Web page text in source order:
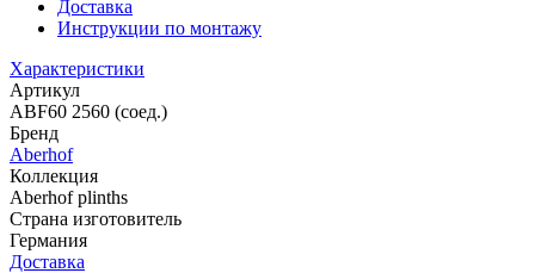
Доставка
Инструкции по монтажу
Характеристики
Артикул
ABF60 2560 (соед.)
Бренд
Aberhof
Коллекция
Aberhof plinths
Страна изготовитель
Германия
Доставка